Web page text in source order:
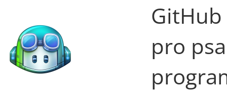
pro